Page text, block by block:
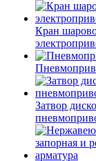
Кран
Затвор